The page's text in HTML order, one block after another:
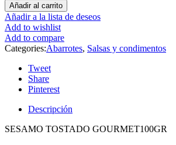
Añadir al carrito
Añadir a la lista de deseos
Add to wishlist
Add to compare
Categories:Abarrotes, Salsas y condimentos
Tweet
Share
Pinterest
Descripción
SESAMO TOSTADO GOURMET100GR